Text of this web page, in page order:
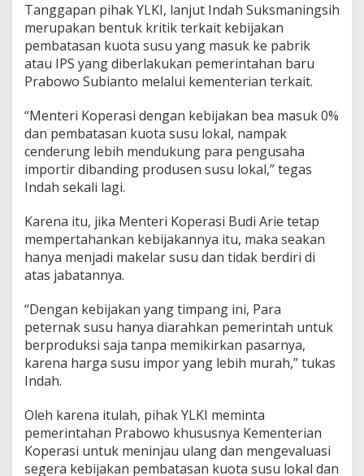
a
P
r
e
s
d
e
n
P
r
w
o
!
Tanggapan pihak YLKI, lanjut Indah Suksmaningsih
merupakan bentuk kritik terkait kebijakan
pembatasan kuota susu yang masuk ke pabrik
atau IPS yang diberlakukan pemerintahan baru
Prabowo Subianto melalui kementerian terkait.
“Menteri Koperasi dengan kebijakan bea masuk 0%
dan pembatasan kuota susu lokal, nampak
cenderung lebih mendukung para pengusaha
importir dibanding produsen susu lokal,” tegas
Indah sekali lagi.
Karena itu, jika Menteri Koperasi Budi Arie tetap
mempertahankan kebijakannya itu, maka seakan
hanya menjadi makelar susu dan tidak berdiri di
atas jabatannya.
“Dengan kebijakan yang timpang ini, Para
peternak susu hanya diarahkan pemerintah untuk
berproduksi saja tanpa memikirkan pasarnya,
karena harga susu impor yang lebih murah,” tukas
Indah.
Oleh karena itulah, pihak YLKI meminta
pemerintahan Prabowo khususnya Kementerian
Koperasi untuk meninjau ulang dan mengevaluasi
segera kebijakan pembatasan kuota susu lokal dan